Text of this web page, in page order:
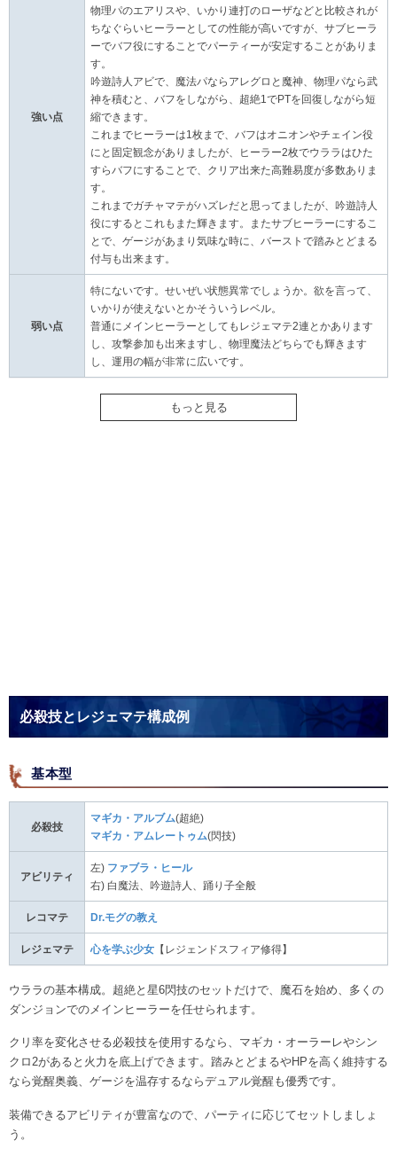
強い点
物理パのエアリスや、いかり連打のローザなどと比較されが
ちなぐらいヒーラーとしての性能が高いですが、サブヒーラ
ーでバフ役にすることでパーティーが安定することがありま
す。
吟遊詩人アビで、魔法パならアレグロと魔神、物理パなら武
神を積むと、バフをしながら、超絶1でPTを回復しながら短
縮できます。
これまでヒーラーは1枚まで、バフはオニオンやチェイン役
にと固定観念がありましたが、ヒーラー2枚でウララはひた
すらバフにすることで、クリア出来た高難易度が多数ありま
す。
これまでガチャマテがハズレだと思ってましたが、吟遊詩人
役にするとこれもまた輝きます。またサブヒーラーにするこ
とで、ゲージがあまり気味な時に、バーストで踏みとどまる
付与も出来ます。
弱い点
特にないです。せいぜい状態異常でしょうか。欲を言って、
いかりが使えないとかそういうレベル。
普通にメインヒーラーとしてもレジェマテ2連とかあります
し、攻撃参加も出来ますし、物理魔法どちらでも輝きます
し、運用の幅が非常に広いです。
もっと見る
必殺技とレジェマテ構成例
基本型
必殺技
マギカ・アルブム(超絶)
マギカ・アムレートゥム(閃技)
アビリティ
左) ファブラ・ヒール
右) 白魔法、吟遊詩人、踊り子全般
レコマテ Dr.モグの教え
レジェマテ 心を学ぶ少女 【レジェンドスフィア修得】
ウララの基本構成。超絶と星6閃技のセットだけで、魔石を始め、多くの
ダンジョンでのメインヒーラーを任せられます。
クリ率を変化させる必殺技を使用するなら、マギカ・オーラーレやシン
クロ2があると火力を底上げできます。踏みとどまるやHPを高く維持する
なら覚醒奥義、ゲージを温存するならデュアル覚醒も優秀です。
装備できるアビリティが豊富なので、パーティに応じてセットしましょ
う。